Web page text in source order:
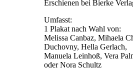
Erschienen bei Bierke
Umfasst:
1 Plakat nach Wahl von:
Melissa Canbaz, Mihaela
Duchovny, Hella Gerlach,
Manuela Leinhoß, Vera
oder Nora Schultz